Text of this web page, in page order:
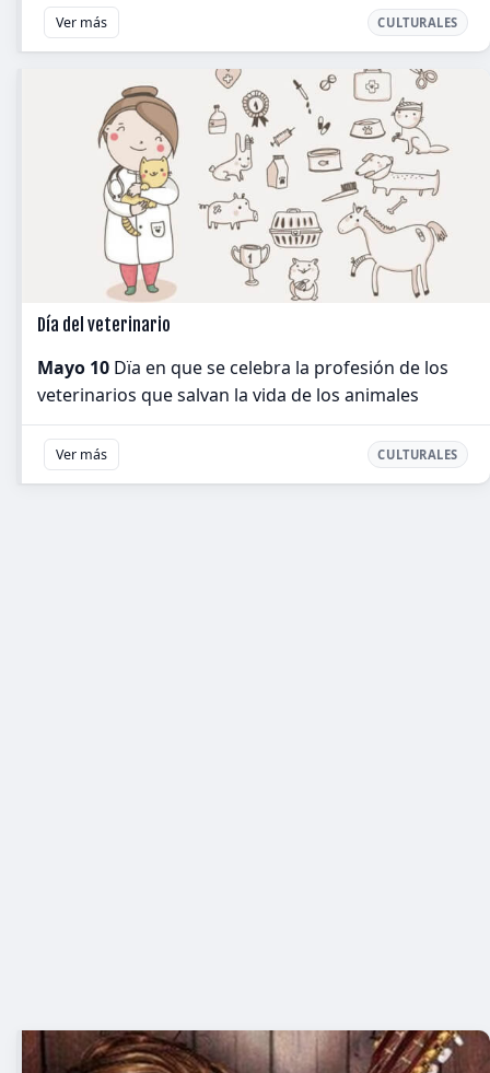
Ver más CULTURALES
Día del veterinario
Mayo 10 Dïa en que se celebra la profesión de los
veterinarios que salvan la vida de los animales
Ver más CULTURALES